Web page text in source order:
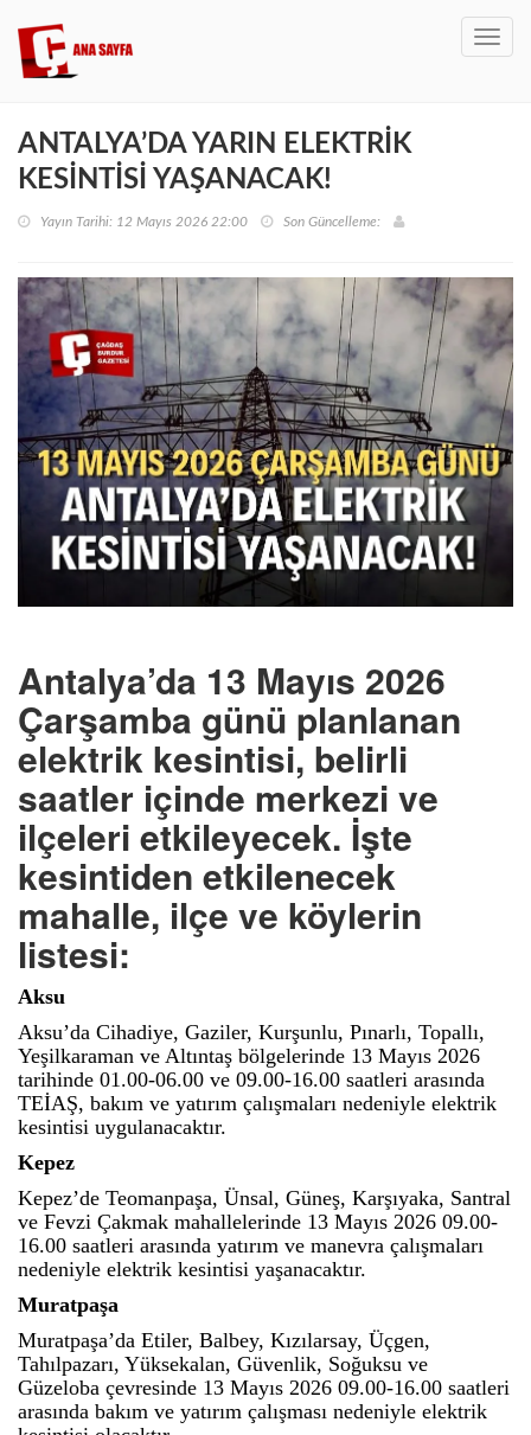
ANTALYA’DA YARIN ELEKTRİK
KESİNTİSİ YAŞANACAK!
Yayın Tarihi: 12 Mayıs 2026 22:00 Son Güncelleme:
Antalya’da 13 Mayıs 2026
Çarşamba günü planlanan
elektrik kesintisi, belirli
saatler içinde merkezi ve
ilçeleri etkileyecek. İşte
kesintiden etkilenecek
mahalle, ilçe ve köylerin
listesi:
Aksu
Aksu’da Cihadiye, Gaziler, Kurşunlu, Pınarlı, Topallı,
Yeşilkaraman ve Altıntaş bölgelerinde 13 Mayıs 2026
tarihinde 01.00-06.00 ve 09.00-16.00 saatleri arasında
TEİAŞ, bakım ve yatırım çalışmaları nedeniyle elektrik
kesintisi uygulanacaktır.
Kepez
Kepez’de Teomanpaşa, Ünsal, Güneş, Karşıyaka, Santral
ve Fevzi Çakmak mahallelerinde 13 Mayıs 2026 09.00-
16.00 saatleri arasında yatırım ve manevra çalışmaları
nedeniyle elektrik kesintisi yaşanacaktır.
Muratpaşa
Muratpaşa’da Etiler, Balbey, Kızılarsay, Üçgen,
Tahılpazarı, Yüksekalan, Güvenlik, Soğuksu ve
Güzeloba çevresinde 13 Mayıs 2026 09.00-16.00 saatleri
arasında bakım ve yatırım çalışması nedeniyle elektrik